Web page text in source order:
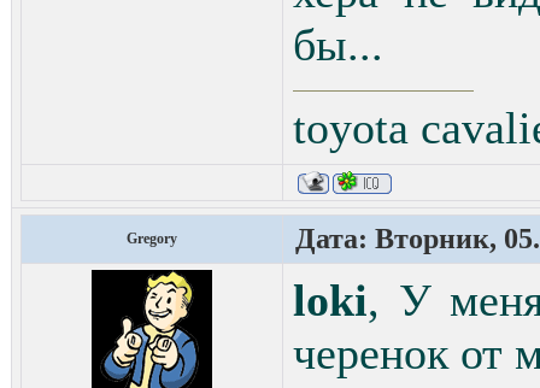
бы...
toyota
Gregory Дата: Вторник,
loki, У меня
черенок от